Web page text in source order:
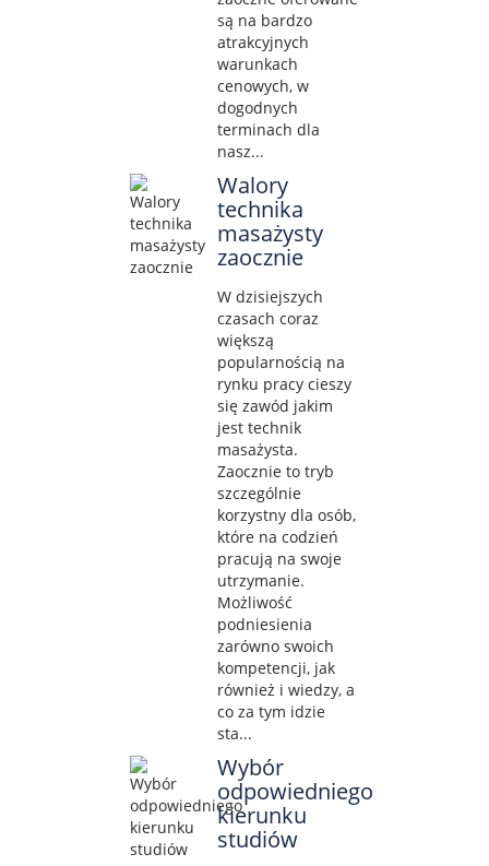
są na bardzo
atrakcyjnych
warunkach
cenowych, w
dogodnych
terminach dla
nasz...
Walory
technika
masażysty
zaocznie
W dzisiejszych
czasach coraz
większą
popularnością na
rynku pracy cieszy
się zawód jakim
jest technik
masażysta.
Zaocznie to tryb
szczególnie
korzystny dla osób,
które na codzień
pracują na swoje
utrzymanie.
Możliwość
podniesienia
zarówno swoich
kompetencji, jak
również i wiedzy, a
co za tym idzie
sta...
Wybór
odpowiedniego
kierunku
studiów